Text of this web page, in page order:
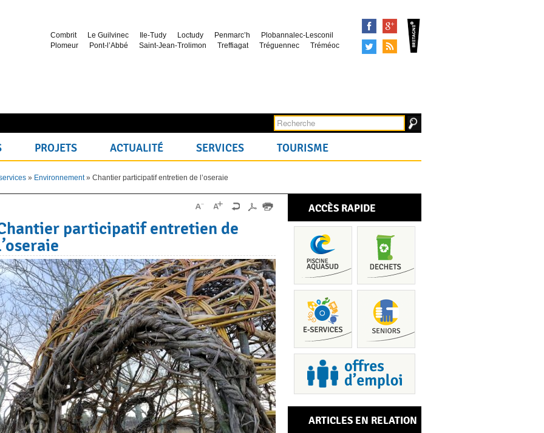
Combrit Le Guilvinec Ile-Tudy Loctudy Penmarc’h
Plobannalec-Lesconil
Plomeur
Pont-l’Abbé Saint-Jean-Trolimon Treffiagat Tréguennec Tréméoc
FacebookGoogle+
TweeterSyndication
PROJETS ACTUALITÉ SERVICES TOURISME
» Environnement» Chantier participatif entretien de l’oseraie
participatif entretien de
ACCÈS RAPIDE
ARTICLES EN RELATION